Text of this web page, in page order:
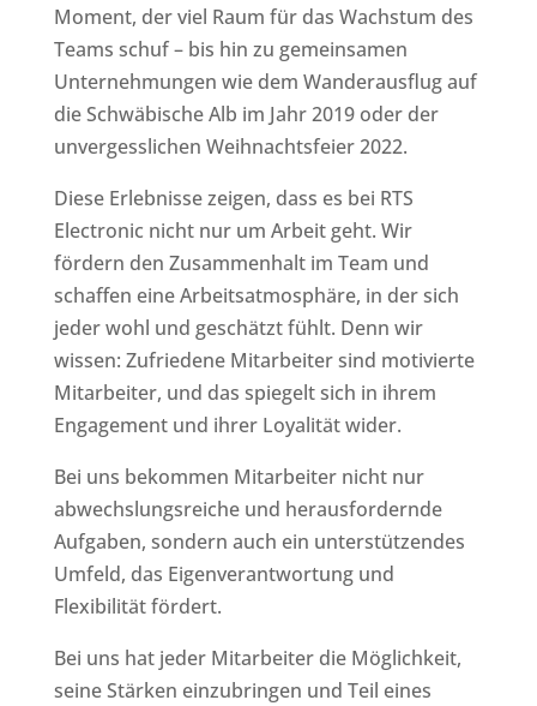
Moment, der viel Raum für das Wachstum des
Teams schuf – bis hin zu gemeinsamen
Unternehmungen wie dem Wanderausflug auf
die Schwäbische Alb im Jahr 2019 oder der
unvergesslichen Weihnachtsfeier 2022.
Diese Erlebnisse zeigen, dass es bei RTS
Electronic nicht nur um Arbeit geht. Wir
fördern den Zusammenhalt im Team und
schaffen eine Arbeitsatmosphäre, in der sich
jeder wohl und geschätzt fühlt. Denn wir
wissen: Zufriedene Mitarbeiter sind motivierte
Mitarbeiter, und das spiegelt sich in ihrem
Engagement und ihrer Loyalität wider.
Bei uns bekommen Mitarbeiter nicht nur
abwechslungsreiche und herausfordernde
Aufgaben, sondern auch ein unterstützendes
Umfeld, das Eigenverantwortung und
Flexibilität fördert.
Bei uns hat jeder Mitarbeiter die Möglichkeit,
seine Stärken einzubringen und Teil eines